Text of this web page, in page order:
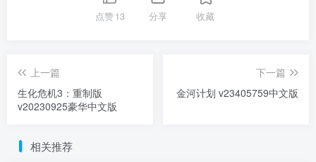
点赞13 分享 收藏
上一篇
生化危机3：重制版
v20230925豪华中文版
下一篇
金河计划 v23405759中文版
相关推荐